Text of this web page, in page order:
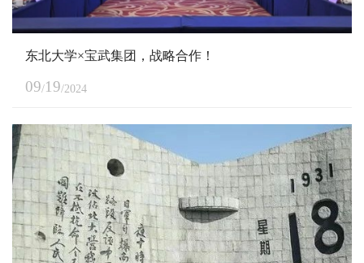
东北大学×宝武集团，战略合作！
09/19/2024